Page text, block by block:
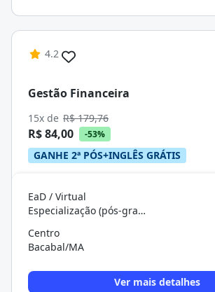
4.2
Gestão Financeira
15x de R$ 179,76
R$ 84,00 -53%
GANHE 2ª PÓS+INGLÊS GRÁTIS
EaD / Virtual
Especialização (pós-graduação)
Centro
Bacabal/MA
Ver mais detalhes